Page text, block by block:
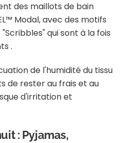
des maillots de bain
Modal, avec des motifs
qui sont à la fois
.
de l'humidité du tissu
de rester au frais et au
d'irritation et
: Pyjamas,